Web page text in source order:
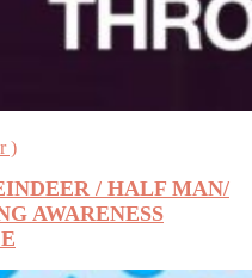
)
/ HALF MAN/
AWARENESS